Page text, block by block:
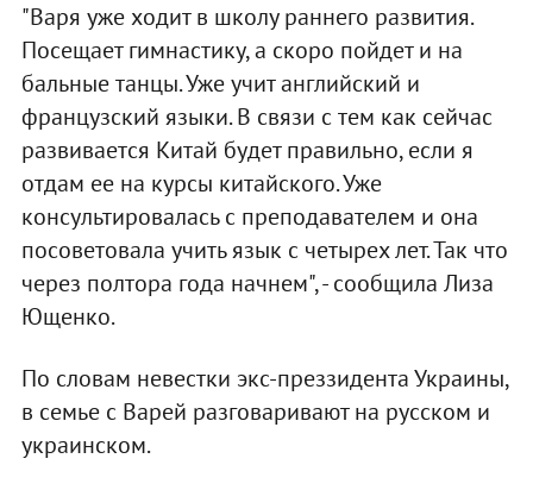
"Варя уже ходит в школу раннего развития.
Посещает гимнастику, а скоро пойдет и на
бальные танцы. Уже учит английский и
французский языки. В связи с тем как сейчас
развивается Китай будет правильно, если я
отдам ее на курсы китайского. Уже
консультировалась с преподавателем и она
посоветовала учить язык с четырех лет. Так что
через полтора года начнем", - сообщила Лиза
Ющенко.
По словам невестки экс-преззидента Украины,
в семье с Варей разговаривают на русском и
украинском.